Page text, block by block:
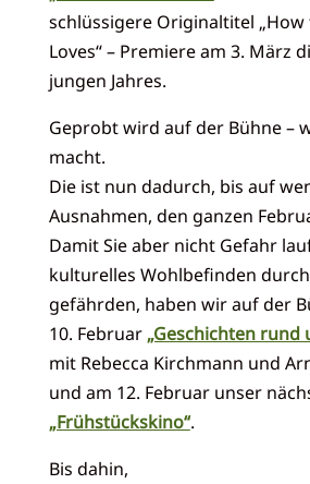
schlüssigere Originaltitel
Loves“ – Premiere am 3. März
jungen Jahres.
Geprobt wird auf der Bühne –
macht.
Die ist nun dadurch, bis auf
Ausnahmen, den ganzen
Damit Sie aber nicht Gefahr
kulturelles Wohlbefinden durch
gefährden, haben wir auf der
10. Februar „Geschichten rund
mit Rebecca Kirchmann und
und am 12. Februar unser
„Frühstückskino“.
Bis dahin,